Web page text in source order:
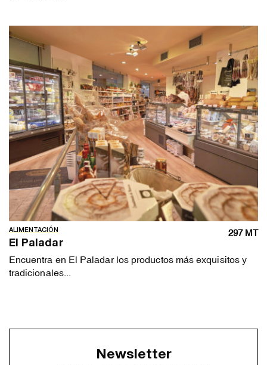
ALIMENTACIÓN 297 MT
El Paladar
Encuentra en El Paladar los productos más exquisitos y
tradicionales...
Newsletter